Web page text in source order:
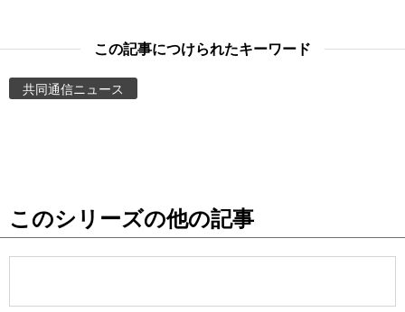
People
この記事につけられたキーワード
共同通信ニュース
このシリーズの他の記事